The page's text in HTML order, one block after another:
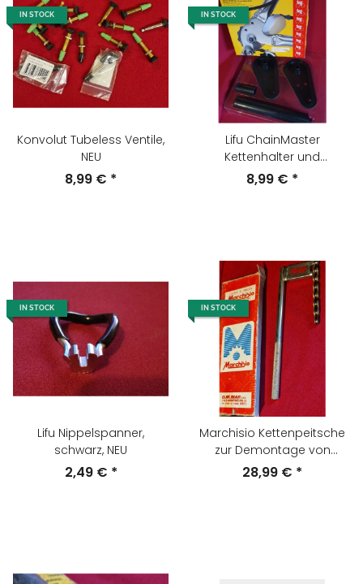
IN STOCK
Konvolut Tubeless Ventile,
NEU
8,99 € *
IN STOCK
Lifu ChainMaster
Kettenhalter und
Transportsicherung für
8,99 € *
IN STOCK
Lifu Nippelspanner,
schwarz, NEU
2,49 € *
IN STOCK
Marchisio Kettenpeitsche
zur Demontage von
Kassetten, NEU
28,99 € *